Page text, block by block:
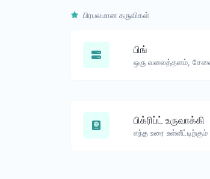
பிரபலமான கருவிகள்
பிங்
பிக்ரிப்ட் உருவாக்கி